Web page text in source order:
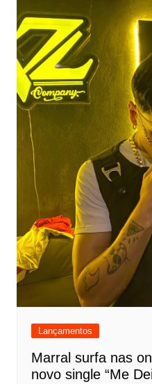
Lançamentos
Marral surfa nas
novo single “Me